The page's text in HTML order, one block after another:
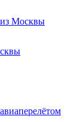
из Москвы